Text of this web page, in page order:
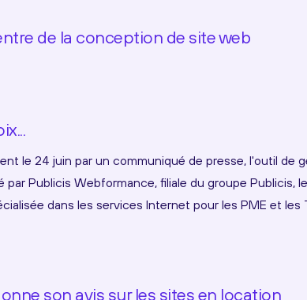
de la conception de site web
le 24 juin par un communiqué de presse, l'outil de
Publicis Webformance, filiale du groupe Publicis,
dans les services Internet pour les PME et les
son avis sur les sites en location